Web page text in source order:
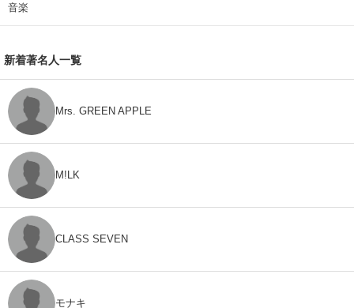
音楽
新着著名人一覧
Mrs. GREEN APPLE
M!LK
CLASS SEVEN
モナキ